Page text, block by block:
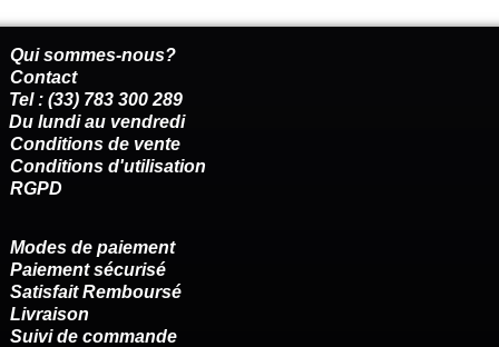
Qui sommes-nous?
Contact
Tel : (33) 783 300 289
Du lundi au vendredi
Conditions de vente
Conditions d'utilisation
RGPD
Modes de paiement
Paiement sécurisé
Satisfait Remboursé
Livraison
Suivi de commande